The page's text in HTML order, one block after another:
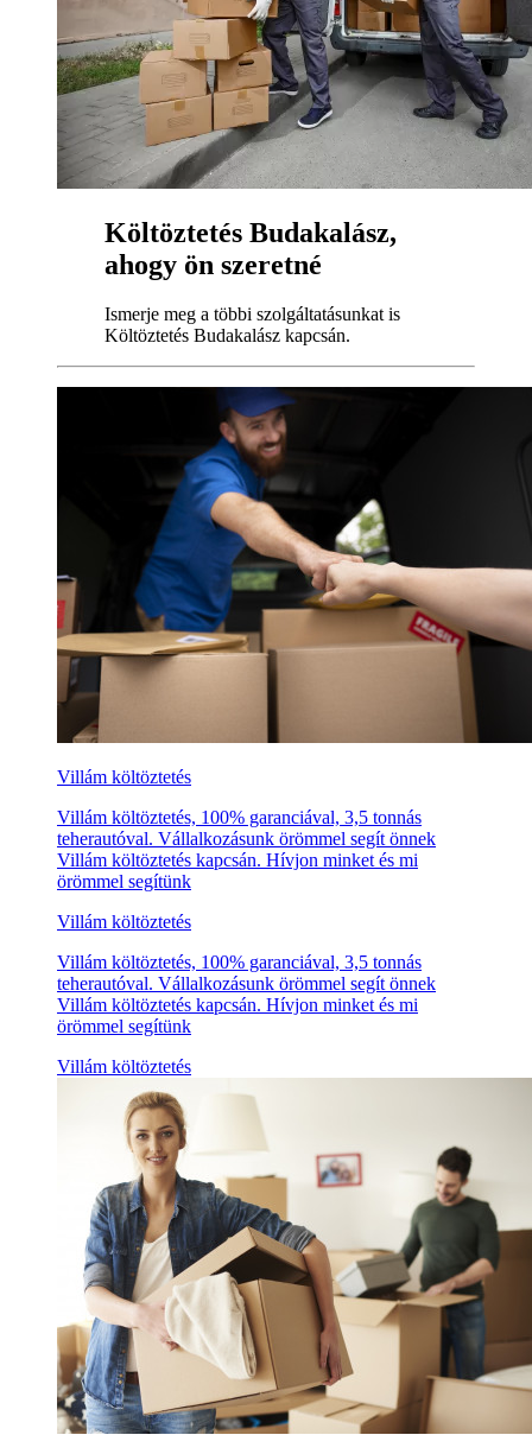
Költöztetés Budakalász,
ahogy ön szeretné
Ismerje meg a többi szolgáltatásunkat is
Költöztetés Budakalász kapcsán.
Villám költöztetés
Villám költöztetés, 100% garanciával, 3,5 tonnás
teherautóval. Vállalkozásunk örömmel segít önnek
Villám költöztetés kapcsán. Hívjon minket és mi
örömmel segítünk
Villám költöztetés
Villám költöztetés, 100% garanciával, 3,5 tonnás
teherautóval. Vállalkozásunk örömmel segít önnek
Villám költöztetés kapcsán. Hívjon minket és mi
örömmel segítünk
Villám költöztetés